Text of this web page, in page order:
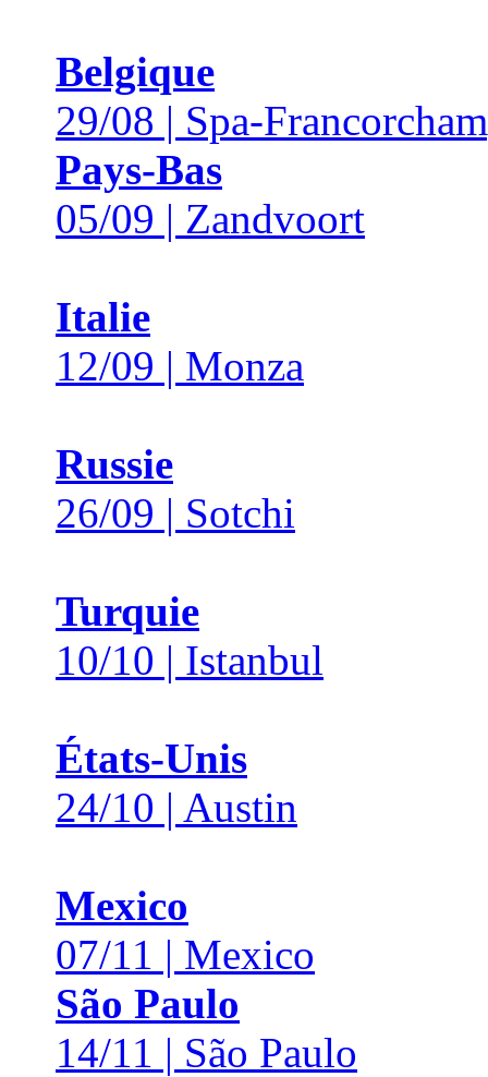
Belgique
29/08 | Spa-
Pays-Bas
05/09 | Zandvoort
Italie
12/09 | Monza
Russie
26/09 | Sotchi
Turquie
10/10 | Istanbul
États-Unis
24/10 | Austin
Mexico
07/11 | Mexico
São Paulo
14/11 | São Paulo